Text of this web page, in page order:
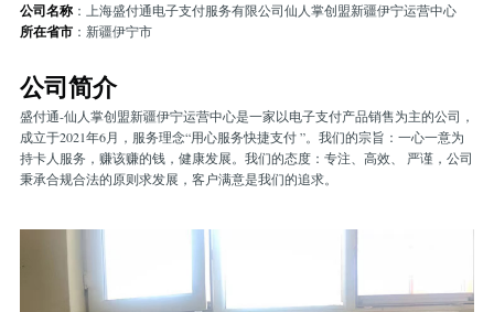
公司名称：上海盛付通电子支付服务有限公司仙人掌创盟新疆伊宁运营中心
所在省市：新疆伊宁市
公司简介
盛付通-仙人掌创盟新疆伊宁运营中心是一家以电子支付产品销售为主的公司，
成立于2021年6月，服务理念“用心服务快捷支付 ”。我们的宗旨：一心一意为
持卡人服务，赚该赚的钱，健康发展。我们的态度：专注、高效、 严谨，公司
秉承合规合法的原则求发展，客户满意是我们的追求。